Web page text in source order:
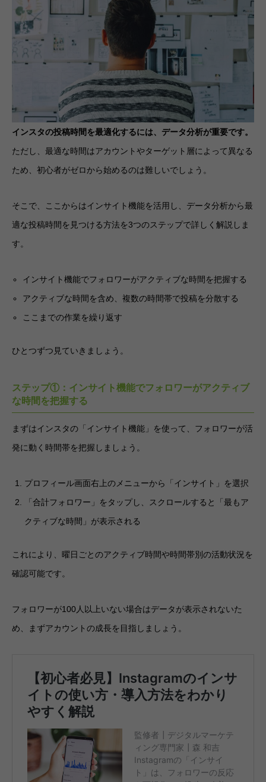
インスタの投稿時間を最適化するには、データ分析が重要です。
ただし、最適な時間はアカウントやターゲット層によって異なる
ため、初心者がゼロから始めるのは難しいでしょう。
そこで、ここからはインサイト機能を活用し、データ分析から最
適な投稿時間を見つける方法を3つのステップで詳しく解説しま
す。
インサイト機能でフォロワーがアクティブな時間を把握する
アクティブな時間を含め、複数の時間帯で投稿を分散する
ここまでの作業を繰り返す
ひとつずつ見ていきましょう。
ステップ①：インサイト機能でフォロワーがアクティブ
な時間を把握する
まずはインスタの「インサイト機能」を使って、フォロワーが活
発に動く時間帯を把握しましょう。
プロフィール画面右上のメニューから「インサイト」を選択
「合計フォロワー」をタップし、スクロールすると「最もア
クティブな時間」が表示される
これにより、曜日ごとのアクティブ時間や時間帯別の活動状況を
確認可能です。
フォロワーが100人以上いない場合はデータが表示されないた
め、まずアカウントの成長を目指しましょう。